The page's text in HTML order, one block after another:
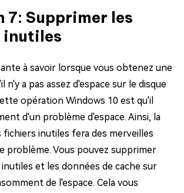
7: Supprimer les
à savoir lorsque vous obtenez une
n'y a pas assez d'espace sur le disque
opération Windows 10 est qu'il
d'un problème d'espace. Ainsi, la
fichiers inutiles fera des merveilles
problème. Vous pouvez supprimer
et les données de cache sur
de l'espace. Cela vous